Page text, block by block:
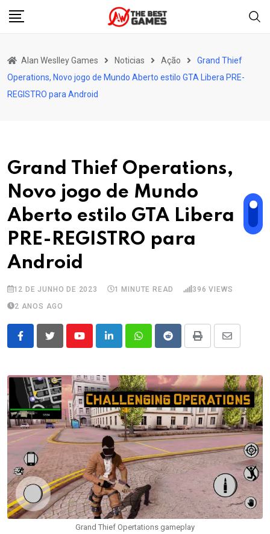
Skip
Alan Weslley Games Noticias Ação
Grand Thief
Operations, Novo jogo de Mundo Aberto estilo GTA Libera PRE-
REGISTRO para Android
Grand Thief Operations,
Novo jogo de Mundo
Aberto estilo GTA Libera
PRE-REGISTRO para
Android
12 DE JUNHO DE 2023 1 MINUTE READ 396 VIEWS
2 ANOS AGO
YoutubeLinkedInWhatsappRedditPrint
Share
Email
Grand Thief Opertations gameplay